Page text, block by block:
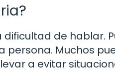
de hablar.
persona. Muchos
a evitar